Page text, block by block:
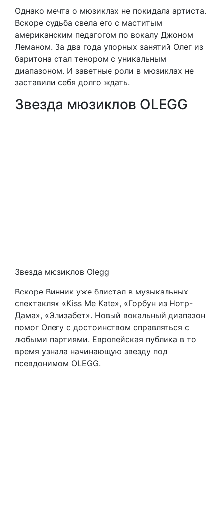
Однако мечта о мюзиклах не покидала артиста.
Вскоре судьба свела его с маститым
американским педагогом по вокалу Джоном
Леманом. За два года упорных занятий Олег из
баритона стал тенором с уникальным
диапазоном. И заветные роли в мюзиклах не
заставили себя долго ждать.
Звезда мюзиклов OLEGG
Звезда мюзиклов Olegg
Вскоре Винник уже блистал в музыкальных
спектаклях «Kiss Me Kate», «Горбун из Нотр-
Дама», «Элизабет». Новый вокальный диапазон
помог Олегу с достоинством справляться с
любыми партиями. Европейская публика в то
время узнала начинающую звезду под
псевдонимом OLEGG.